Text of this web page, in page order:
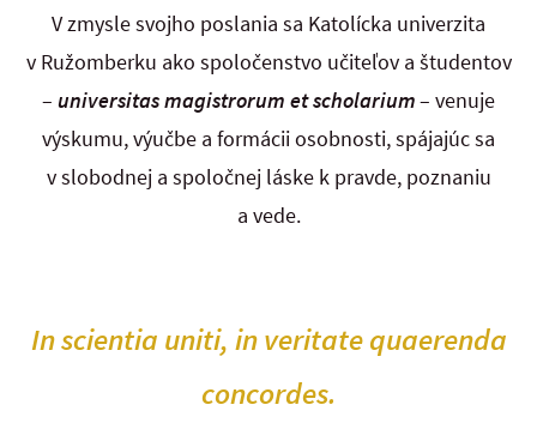
V zmysle svojho poslania sa Katolícka univerzita
v Ružomberku ako spoločenstvo učiteľov a študentov
– universitas magistrorum et scholarium– venuje
výskumu, výučbe a formácii osobnosti, spájajúc sa
v slobodnej a spoločnej láske k pravde, poznaniu
a vede.
In scientia uniti, in veritate quaerenda
concordes.